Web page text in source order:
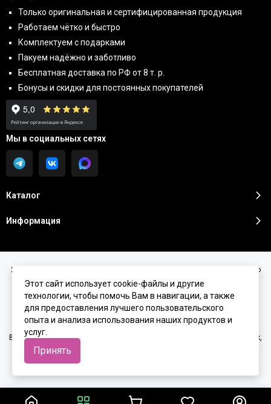
Каталог
Информация
Только оригинальная и сертифицированная продукция
Работаем чётко и быстро
Комплектуем с подарками
Пакуем надёжно и заботливо
Бесплатная доставка по РФ от 8 т. р.
Бонусы и скидки для постоянных покупателей
Мы в социальных сетях
2026 © Sunshine Premium | Косметика премиум класса для домашнего
ухода.Карта сайта
Вся представленная на сайте информация, касающаяся характеристик,
стоимости товаров и услуг, носит информационный характер и ни при
каких условиях не является публичной офертой, определяемой
Этот сайт использует cookie-файлы и другие
технологии, чтобы помочь Вам в навигации, а также
для предоставления лучшего пользовательского
опыта и анализа использования наших продуктов и
услуг.
Принять